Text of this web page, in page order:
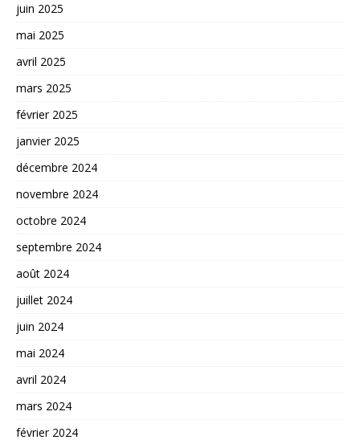
juin 2025
mai 2025
avril 2025
mars 2025
février 2025
janvier 2025
décembre 2024
novembre 2024
octobre 2024
septembre 2024
août 2024
juillet 2024
juin 2024
mai 2024
avril 2024
mars 2024
février 2024